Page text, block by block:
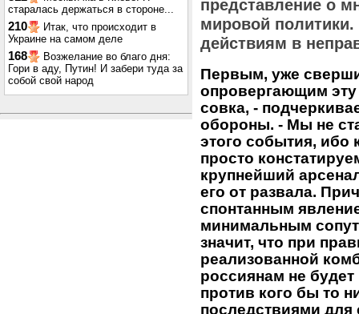
старалась держаться в стороне...
210
Итак, что происходит в
Украине на самом деле
168
Возжелание во благо дня:
Гори в аду, Путин! И забери туда за
собой свой народ
представление о
мировой
действиям в
Первым, уже
опровергающим эту
совка, -
обороны. - Мы не
этого события, ибо
просто
крупнейший
его от развала.
спонтанным
минимальным
значит, что при
реализованной
россиянам не
против кого бы то
последствиями для